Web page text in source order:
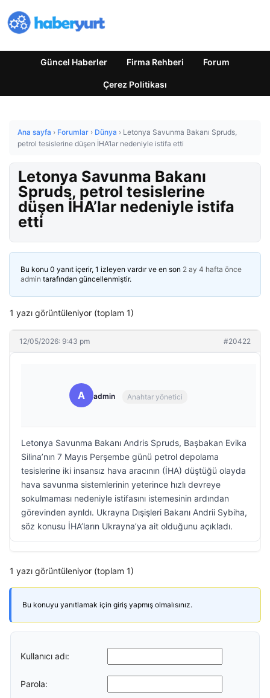
Güncel Haberler Firma Rehberi Forum
Çerez Politikası
Ana sayfa › Forumlar › Dünya › Letonya Savunma Bakanı Spruds,
petrol tesislerine düşen İHA’lar nedeniyle istifa etti
Letonya Savunma Bakanı
Spruds, petrol tesislerine
düşen İHA’lar nedeniyle istifa
etti
Bu konu 0 yanıt içerir, 1 izleyen vardır ve en son 2 ay 4 hafta önce
admin tarafından güncellenmiştir.
1 yazı görüntüleniyor (toplam 1)
12/05/2026: 9:43 pm #20422
A admin Anahtar yönetici
Letonya Savunma Bakanı Andris Spruds, Başbakan Evika
Silina’nın 7 Mayıs Perşembe günü petrol depolama
tesislerine iki insansız hava aracının (İHA) düştüğü olayda
hava savunma sistemlerinin yeterince hızlı devreye
sokulmaması nedeniyle istifasını istemesinin ardından
görevinden ayrıldı. Ukrayna Dışişleri Bakanı Andrii Sybiha,
söz konusu İHA’ların Ukrayna’ya ait olduğunu açıkladı.
1 yazı görüntüleniyor (toplam 1)
Bu konuyu yanıtlamak için giriş yapmış olmalısınız.
Kullanıcı adı:
Parola: